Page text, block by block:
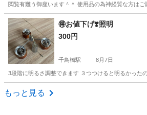
閲覧有難う御座います＾＾ 使用品の為神経質な方は
大阪 枚方市 長尾駅 テーブル
🉐お値下げ❣️照明
300円
千鳥橋駅 8月7日
3段階に明るさ調整できます ３つつけると明るかった
大阪 大阪市
もっと見る